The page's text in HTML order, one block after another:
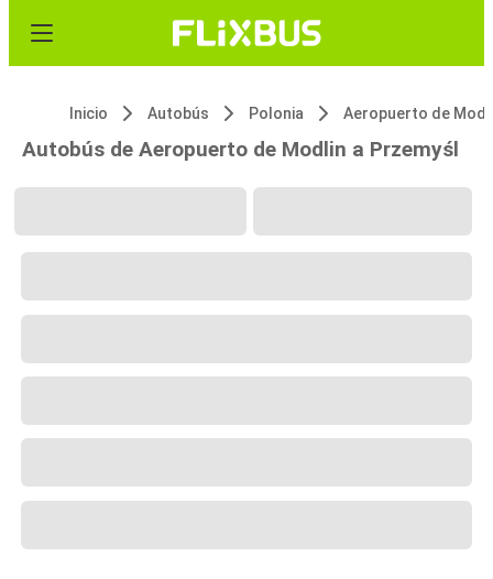
Inicio Autobús Polonia Aeropuerto de
Autobús de Aeropuerto de Modlin a Przemyśl